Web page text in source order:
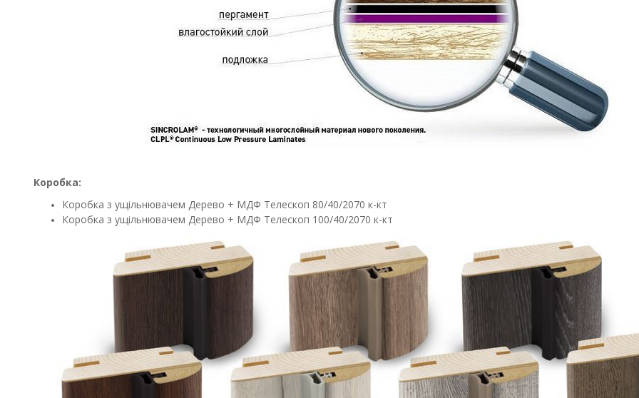
Коробка:
Коробка з ущільнювачем Дерево + МДФ Телескоп 80/40/2070 к-кт
Коробка з ущільнювачем Дерево + МДФ Телескоп 100/40/2070 к-кт